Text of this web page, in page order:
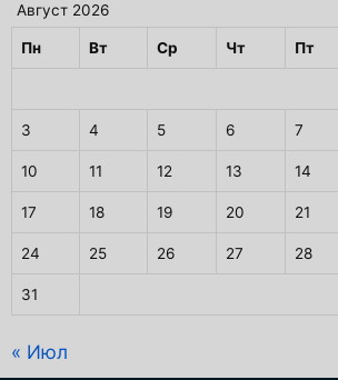
Август 2026
Пн Вт Ср Чт Пт
3 4 5 6 7
10 11 12 13 14
17 18 19 20 21
24 25 26 27 28
31
« Июл